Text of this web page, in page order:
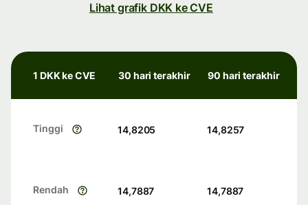
Lihat grafik DKK ke CVE
1 DKK ke CVE 30 hari terakhir 90 hari terakhir
Tinggi 14,8205 14,8257
Rendah 14,7887 14,7887